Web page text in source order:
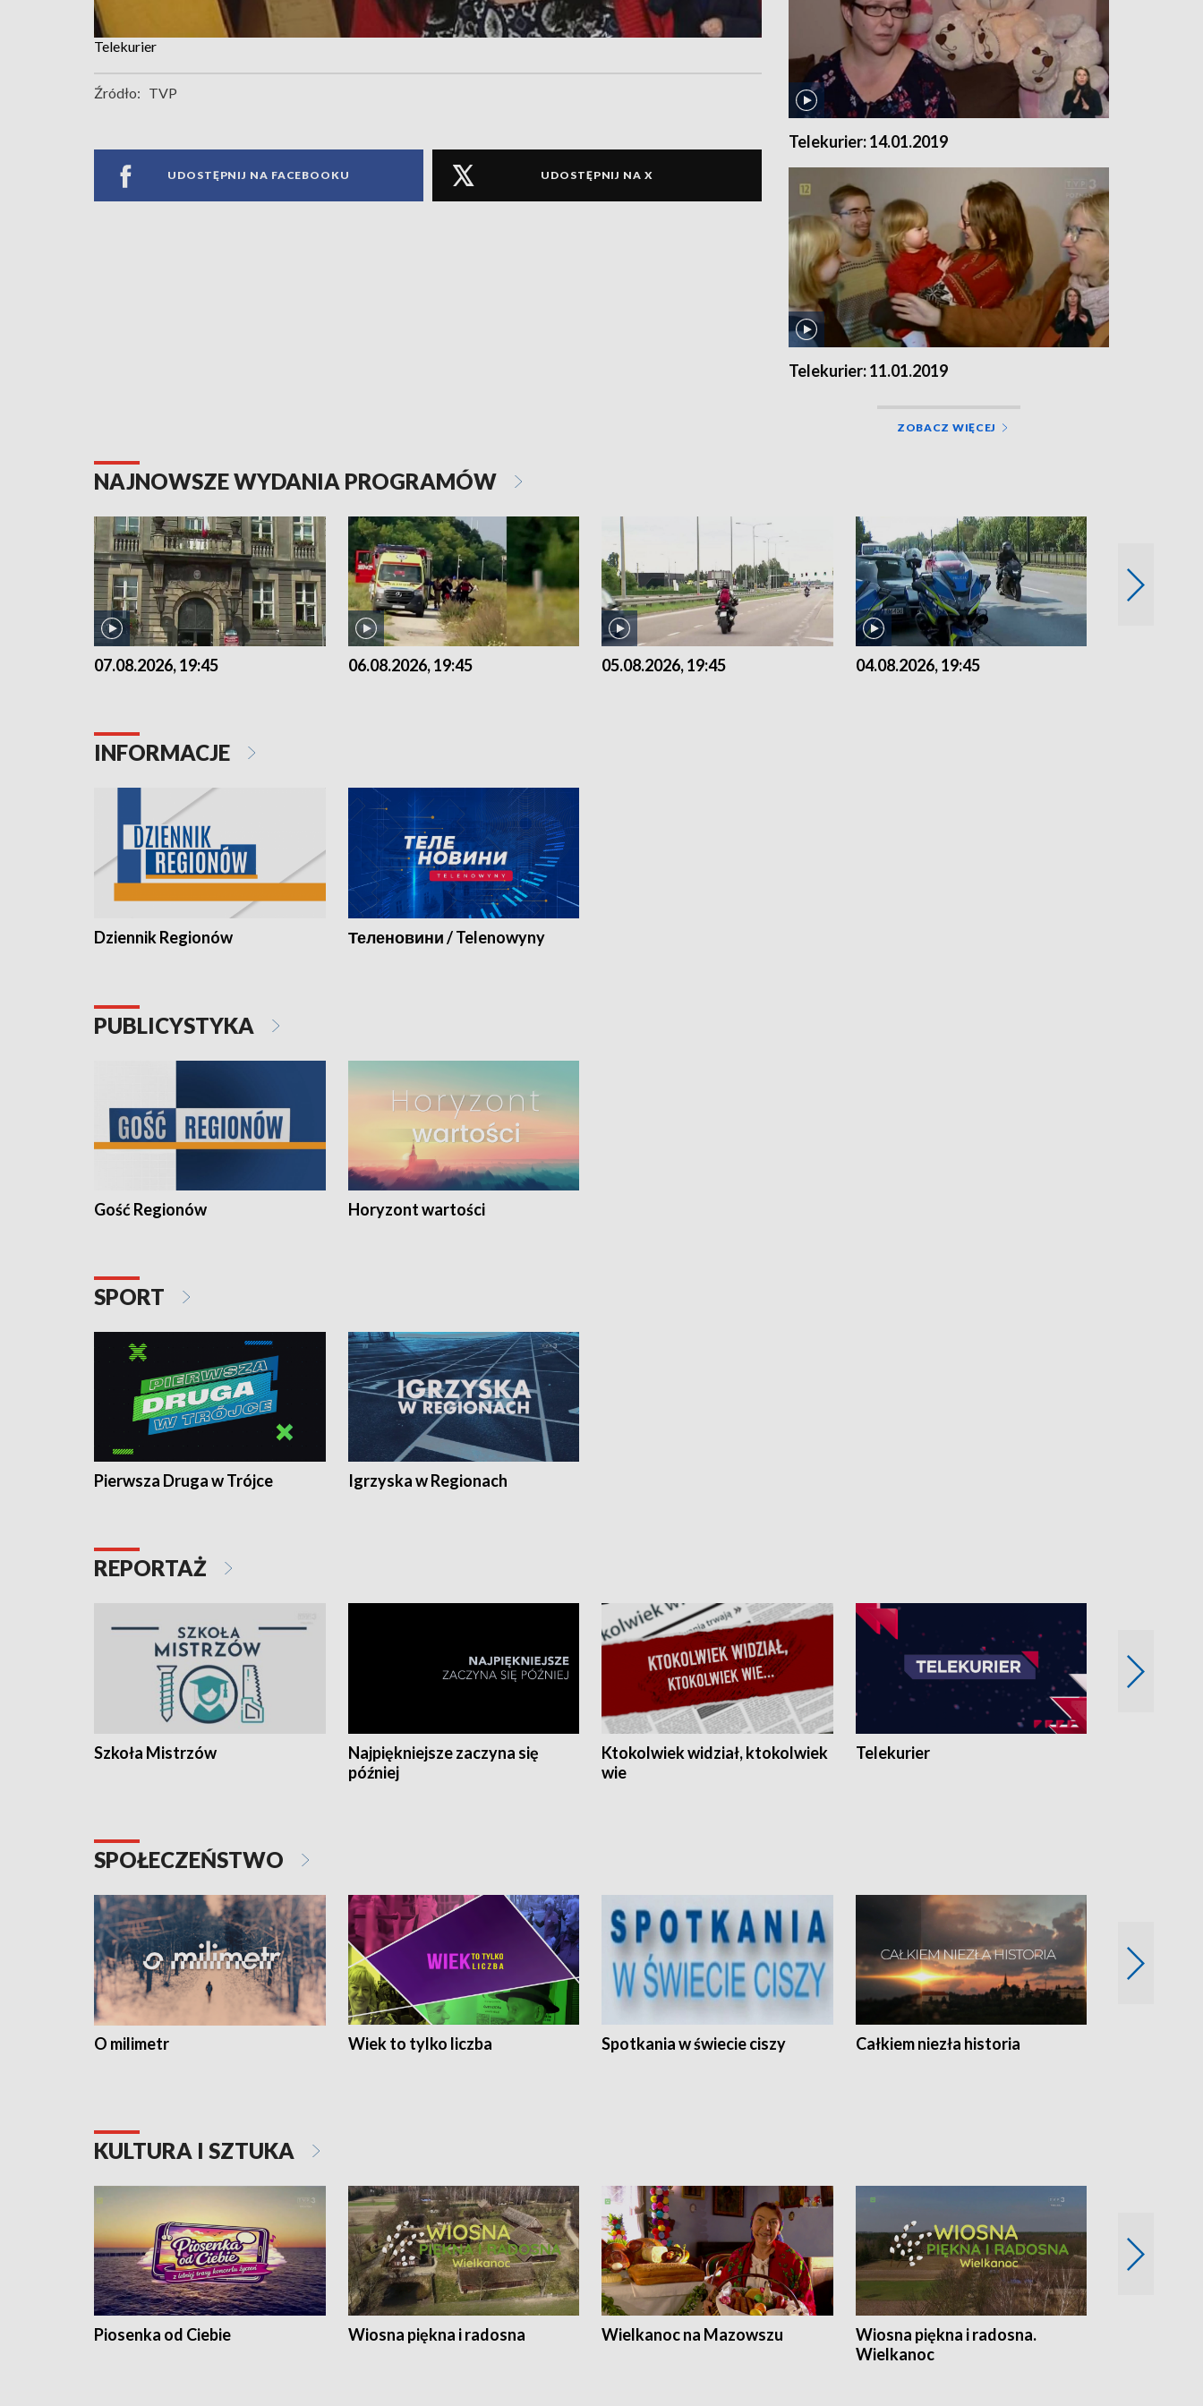
Telekurier
Źródło: TVP
UDOSTĘPNIJ NA FACEBOOKU UDOSTĘPNIJ NA X
Telekurier: 14.01.2019
Telekurier: 11.01.2019
ZOBACZ WIĘCEJ
NAJNOWSZE WYDANIA PROGRAMÓW
07.08.2026, 19:45 06.08.2026, 19:45 05.08.2026, 19:45 04.08.2026, 19:45
INFORMACJE
Dziennik Regionów Теленовини / Telenowyny
PUBLICYSTYKA
Gość Regionów Horyzont wartości
SPORT
Pierwsza Druga w Trójce Igrzyska w Regionach
REPORTAŻ
Szkoła Mistrzów
Najpiękniejsze zaczyna się
później
Ktokolwiek widział, ktokolwiek
wie
Telekurier
SPOŁECZEŃSTWO
O milimetr Wiek to tylko liczba Spotkania w świecie ciszy Całkiem niezła historia
KULTURA I SZTUKA
Piosenka od Ciebie Wiosna piękna i radosna Wielkanoc na Mazowszu
Wiosna piękna i radosna.
Wielkanoc